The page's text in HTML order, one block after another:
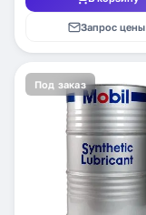
Запрос цены
Под заказ